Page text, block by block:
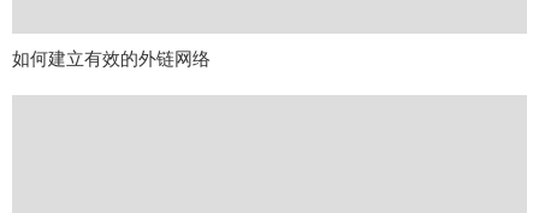
如何建立有效的外链网络